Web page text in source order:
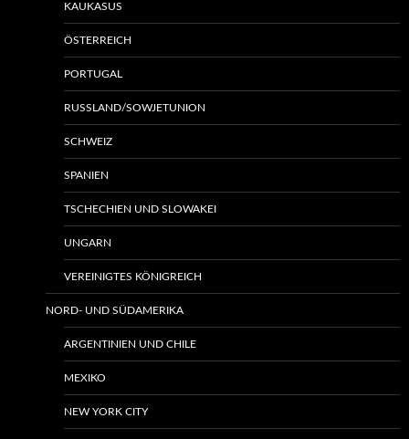
KAUKASUS
ÖSTERREICH
PORTUGAL
RUSSLAND/SOWJETUNION
SCHWEIZ
SPANIEN
TSCHECHIEN UND SLOWAKEI
UNGARN
VEREINIGTES KÖNIGREICH
NORD- UND SÜDAMERIKA
ARGENTINIEN UND CHILE
MEXIKO
NEW YORK CITY